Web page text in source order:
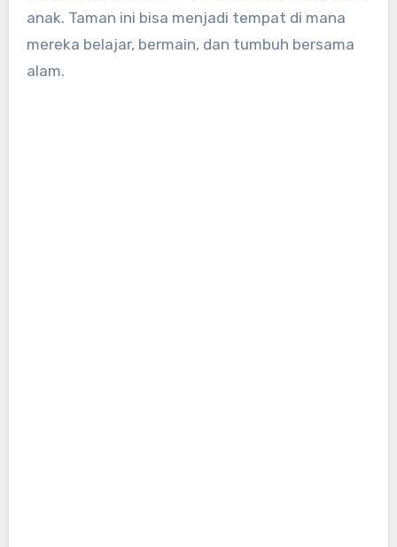
anak. Taman ini bisa menjadi tempat di mana
mereka belajar, bermain, dan tumbuh bersama
alam.